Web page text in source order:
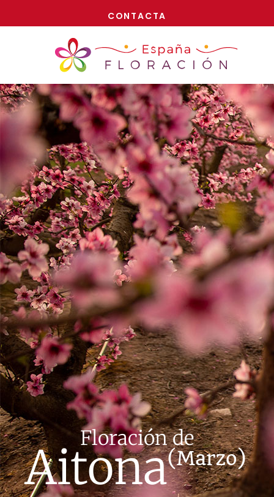
CONTACTA
Floración de
Aitona(Marzo)